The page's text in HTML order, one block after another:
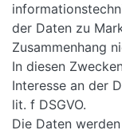
der Daten zu
Zusammenhang
In diesen
Interesse an der
lit. f DSGVO.
Die Daten